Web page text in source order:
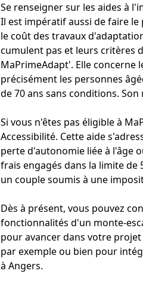
Se renseigner sur les aides à
Il est impératif aussi de faire
le coût des travaux
cumulent pas et leurs critères
MaPrimeAdapt'. Elle concerne
précisément les personnes
de 70 ans sans conditions.
Si vous n'êtes pas éligible à
Accessibilité. Cette aide
perte d'autonomie liée à l'âge
frais engagés dans la limite de
un couple soumis à une
Dès à présent, vous pouvez
fonctionnalités d'un monte-
pour avancer dans votre
par exemple ou bien pour
à Angers.